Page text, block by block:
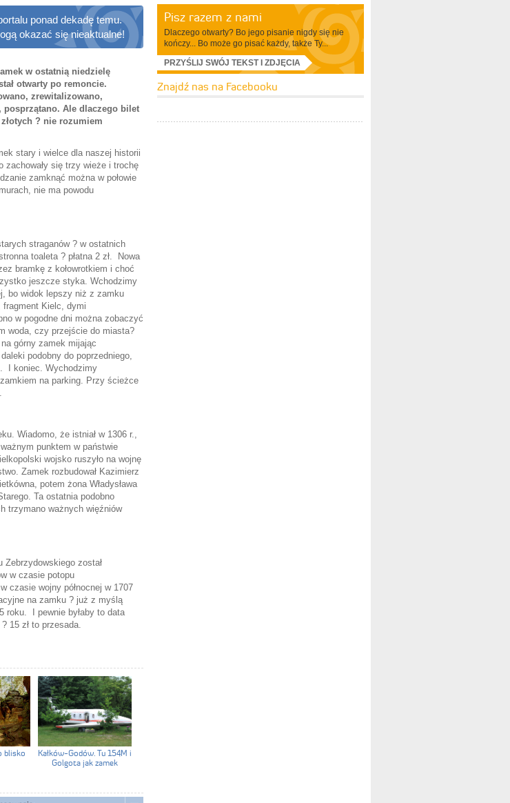
ponad dekadę temu.
okazać się nieaktualne!
w ostatnią niedzielę
otwarty po remoncie.
zrewitalizowano,
posprzątano. Ale dlaczego bilet
? nie rozumiem
stary i wielce dla naszej historii
zachowały się trzy wieże i trochę
zamknąć można w połowie
nie ma powodu
straganów ? w ostatnich
toaleta ? płatna 2 zł. Nowa
bramkę z kołowrotkiem i choć
jeszcze styka. Wchodzimy
bo widok lepszy niż z zamku
fragment Kielc, dymi
w pogodne dni można zobaczyć
woda, czy przejście do miasta?
górny zamek mijając
podobny do poprzedniego,
I koniec. Wychodzimy
na parking. Przy ścieżce
Wiadomo, że istniał w 1306 r.,
punktem w państwie
wojsko ruszyło na wojnę
Zamek rozbudował Kazimierz
potem żona Władysława
Ta ostatnia podobno
trzymano ważnych więźniów
został
w czasie potopu
czasie wojny północnej w 1707
na zamku ? już z myślą
roku. I pewnie byłaby to data
15 zł to przesada.
blisko
Kałków-Godów. Tu 154M i
Golgota jak zamek
Pisz razem z nami
Dlaczego otwarty? Bo jego pisanie nigdy się nie
kończy... Bo może go pisać każdy, także Ty...
PRZYŚLIJ SWÓJ TEKST I ZDJĘCIA
Znajdź nas na Facebooku